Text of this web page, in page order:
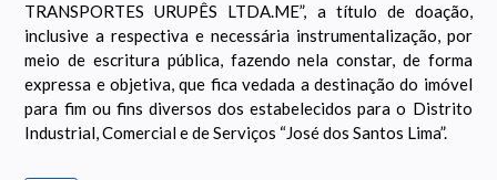
TRANSPORTES URUPÊS LTDA.ME”, a título de doação,
inclusive a respectiva e necessária instrumentalização, por
meio de escritura pública, fazendo nela constar, de forma
expressa e objetiva, que fica vedada a destinação do imóvel
para fim ou fins diversos dos estabelecidos para o Distrito
Industrial, Comercial e de Serviços “José dos Santos Lima”.